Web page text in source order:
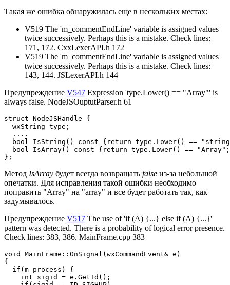
Такая же ошибка обнаружилась еще в нескольких местах:
V519 The 'm_commentEndLine' variable is assigned values
twice successively. Perhaps this is a mistake. Check lines:
171, 172. CxxLexerAPI.h 172
V519 The 'm_commentEndLine' variable is assigned values
twice successively. Perhaps this is a mistake. Check lines:
143, 144. JSLexerAPI.h 144
Предупреждение V547 Expression 'type.Lower() == "Array"' is
always false. NodeJSOuptutParser.h 61
struct NodeJSHandle {
  wxString type;
  ....
bool IsString() const {return type.Lower() ==
bool IsArray() const {return type.Lower() ==
};
Метод IsArray будет всегда возвращать false из-за небольшой
опечатки. Для исправления такой ошибки необходимо
поправить "Array" на "array" и все будет работать так, как
задумывалось.
Предупреждение V517 The use of 'if (A) {...} else if (A) {...}'
pattern was detected. There is a probability of logical error presence.
Check lines: 383, 386. MainFrame.cpp 383
void MainFrame::OnSignal(wxCommandEvent& e)
{
  if(m_process) {
    int sigid = e.GetId();